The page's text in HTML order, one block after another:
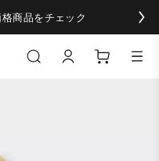
商品をチェック